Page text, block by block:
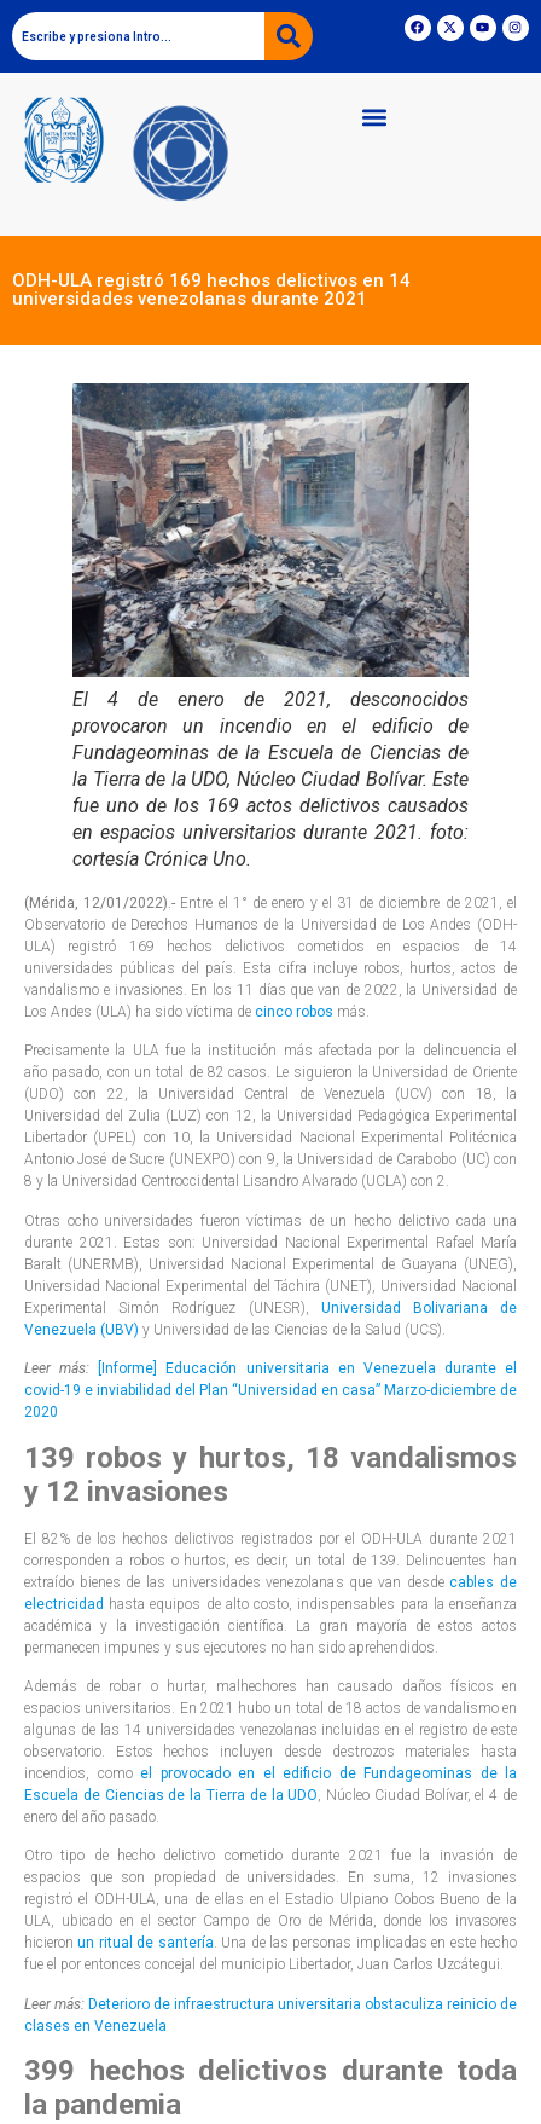
ODH-ULA registró 169 hechos delictivos en 14
universidades venezolanas durante 2021
El 4 de enero de 2021, desconocidos
provocaron un incendio en el edificio de
Fundageominas de la Escuela de Ciencias de
la Tierra de la UDO, Núcleo Ciudad Bolívar. Este
fue uno de los 169 actos delictivos causados
en espacios universitarios durante 2021. foto:
cortesía Crónica Uno.
(Mérida, 12/01/2022).- Entre el 1° de enero y el 31 de diciembre de 2021, el
Observatorio de Derechos Humanos de la Universidad de Los Andes (ODH-
ULA) registró 169 hechos delictivos cometidos en espacios de 14
universidades públicas del país. Esta cifra incluye robos, hurtos, actos de
vandalismo e invasiones. En los 11 días que van de 2022, la Universidad de
Los Andes (ULA) ha sido víctima de cinco robos más.
Precisamente la ULA fue la institución más afectada por la delincuencia el
año pasado, con un total de 82 casos. Le siguieron la Universidad de Oriente
(UDO) con 22, la Universidad Central de Venezuela (UCV) con 18, la
Universidad del Zulia (LUZ) con 12, la Universidad Pedagógica Experimental
Libertador (UPEL) con 10, la Universidad Nacional Experimental Politécnica
Antonio José de Sucre (UNEXPO) con 9, la Universidad de Carabobo (UC) con
8 y la Universidad Centroccidental Lisandro Alvarado (UCLA) con 2.
Otras ocho universidades fueron víctimas de un hecho delictivo cada una
durante 2021. Estas son: Universidad Nacional Experimental Rafael María
Baralt (UNERMB), Universidad Nacional Experimental de Guayana (UNEG),
Universidad Nacional Experimental del Táchira (UNET), Universidad Nacional
Experimental Simón Rodríguez (UNESR), Universidad Bolivariana de
Venezuela (UBV) y Universidad de las Ciencias de la Salud (UCS).
Leer más:
[Informe] Educación universitaria en Venezuela durante el
covid-19 e inviabilidad del Plan “Universidad en casa” Marzo-diciembre de
2020
139 robos y hurtos, 18 vandalismos
y 12 invasiones
El 82% de los hechos delictivos registrados por el ODH-ULA durante 2021
corresponden a robos o hurtos, es decir, un total de 139. Delincuentes han
extraído bienes de las universidades venezolanas que van desdecables de
electricidad hasta equipos de alto costo, indispensables para la enseñanza
académica y la investigación científica. La gran mayoría de estos actos
permanecen impunes y sus ejecutores no han sido aprehendidos.
Además de robar o hurtar, malhechores han causado daños físicos en
espacios universitarios. En 2021 hubo un total de 18 actos de vandalismo en
algunas de las 14 universidades venezolanas incluidas en el registro de este
observatorio. Estos hechos incluyen desde destrozos materiales hasta
incendios, como el provocado en el edificio de Fundageominas de la
Escuela de Ciencias de la Tierra de la UDO, Núcleo Ciudad Bolívar, el 4 de
enero del año pasado.
Otro tipo de hecho delictivo cometido durante 2021 fue la invasión de
espacios que son propiedad de universidades. En suma, 12 invasiones
registró el ODH-ULA, una de ellas en el Estadio Ulpiano Cobos Bueno de la
ULA, ubicado en el sector Campo de Oro de Mérida, donde los invasores
hicieronun ritual de santería. Una de las personas implicadas en este hecho
fue el por entonces concejal del municipio Libertador, Juan Carlos Uzcátegui.
Leer más: Deterioro de infraestructura universitaria obstaculiza reinicio de
clases en Venezuela
399 hechos delictivos durante toda
la pandemia